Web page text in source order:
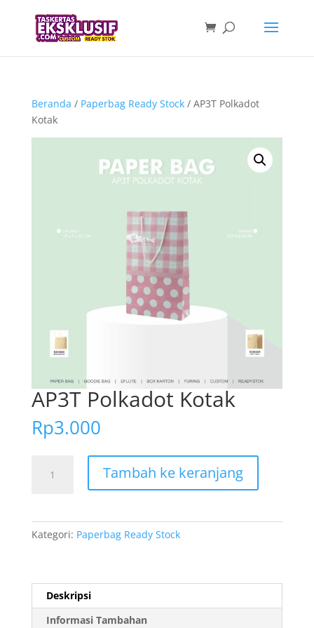
Beranda / Paperbag Ready Stock/ AP3T Polkadot
Kotak
AP3T Polkadot Kotak
Rp3.000
AP3T
Tambah ke keranjang
Kategori: Paperbag Ready Stock
Deskripsi
Informasi Tambahan